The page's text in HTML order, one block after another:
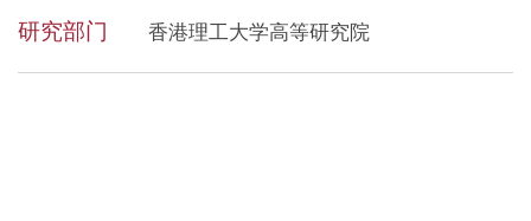
研究部门 香港理工大学高等研究院